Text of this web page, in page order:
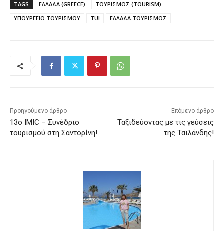
TAGS ΕΛΛΑΔΑ (GREECE)
ΤΟΥΡΙΣΜΟΣ (TOURISM)
ΥΠΟΥΡΓΕΙΟ ΤΟΥΡΙΣΜΟΥ
TUI ΕΛΛΑΔΑ ΤΟΥΡΙΣΜΟΣ
Προηγούμενο άρθρο
13ο IMIC – Συνέδριο
τουρισμού στη Σαντορίνη!
Επόμενο άρθρο
Ταξιδεύοντας με τις γεύσεις
της Ταϊλάνδης!